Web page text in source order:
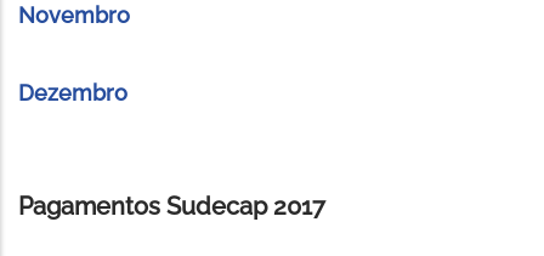
Novembro
Dezembro
Pagamentos Sudecap 2017